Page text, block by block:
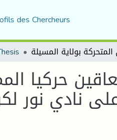
des Chercheurs
حركيا
نادي نور